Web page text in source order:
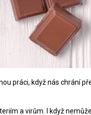
práci, když nás chrání
a virům. I když